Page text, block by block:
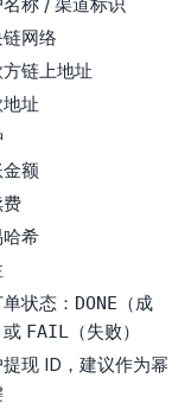
网络
链上地址
址
额
希
状态： DONE （成
FAIL （失败）
现 ID，建议作为幂